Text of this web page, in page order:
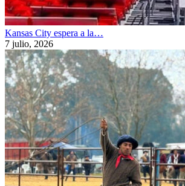
Kansas City espera a la…
7 julio, 2026